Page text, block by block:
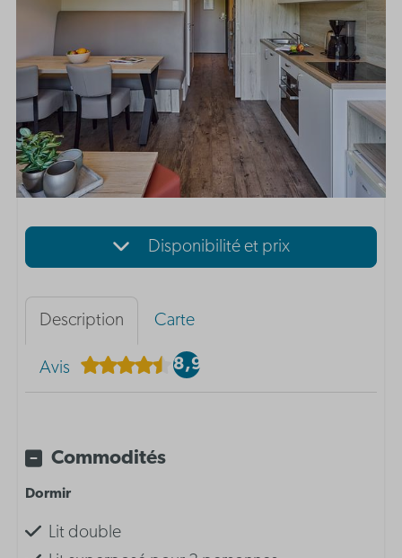
Disponibilité et prix
Description Carte
Avis 8,9
Commodités
Dormir
Lit double